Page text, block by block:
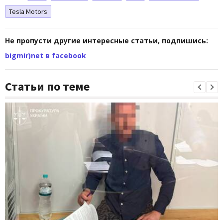
Tesla Motors
Не пропусти другие интересные статьи, подпишись:
bigmir)net в facebook
Статьи по теме